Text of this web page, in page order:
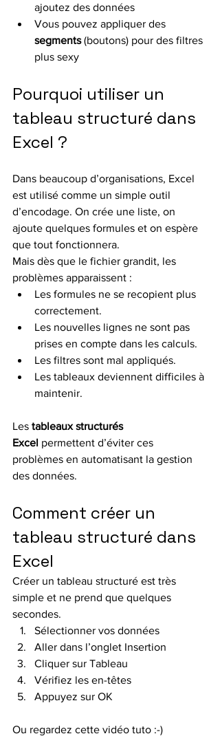
ajoutez des données
Vous pouvez appliquer des
segments (boutons) pour des filtres
plus sexy
Pourquoi utiliser un
tableau structuré dans
Excel ?
Dans beaucoup d’organisations, Excel
est utilisé comme un simple outil
d’encodage. On crée une liste, on
ajoute quelques formules et on espère
que tout fonctionnera.
Mais dès que le fichier grandit, les
problèmes apparaissent :
Les formules ne se recopient plus
correctement.
Les nouvelles lignes ne sont pas
prises en compte dans les calculs.
Les filtres sont mal appliqués.
Les tableaux deviennent difficiles à
maintenir.
Les tableaux structurés
Excel permettent d’éviter ces
problèmes en automatisant la gestion
des données.
Comment créer un
tableau structuré dans
Excel
Créer un tableau structuré est très
simple et ne prend que quelques
secondes.
Sélectionner vos données
Aller dans l’onglet Insertion
Cliquer sur Tableau
Vérifiez les en-têtes
Appuyez sur OK
Ou regardez cette vidéo tuto :-)